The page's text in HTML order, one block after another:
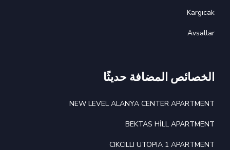
Kargıcak
Avsallar
الخصائص المضافة حديثًا
NEW LEVEL ALANYA CENTER APARTMENT
BEKTAS HİLL APARTMENT
CIKCILLI UTOPIA 1 APARTMENT